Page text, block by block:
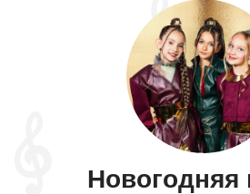
Новогодняя